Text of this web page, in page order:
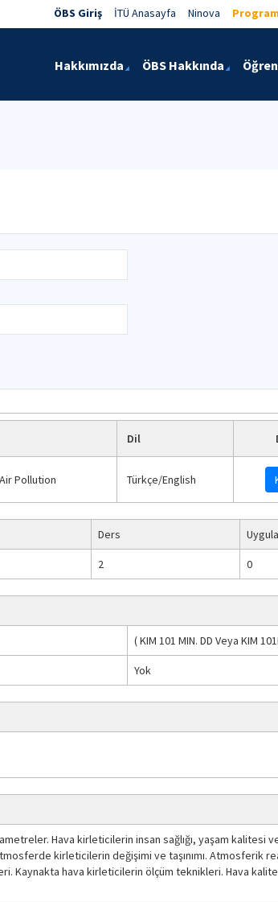
ÖBS Giriş İTÜ Anasayfa Ninova
Hakkımızda ÖBS Hakkında
Dil
Pollution Türkçe/English
Ders
2 0
(KIM 101 MIN. DD Veya KIM
Yok
Hava kirleticilerin insan sağlığı, yaşam kalitesi
kirleticilerin değişimi ve taşınımı. Atmosferik
Kaynakta hava kirleticilerin ölçüm teknikleri. Hava